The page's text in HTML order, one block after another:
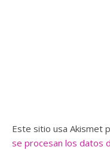
Este sitio usa Akismet
se procesan los datos